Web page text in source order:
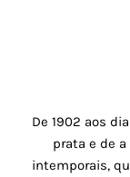
De 1902 aos
prata e de
intemporais,